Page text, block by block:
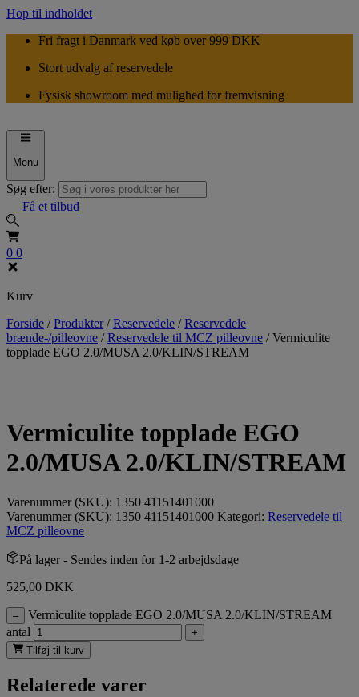
Hop til indholdet
Fri fragt i Danmark ved køb over 999 DKK
Stort udvalg af reservedele
Fysisk showroom med mulighed for fremvisning
Menu
Søg efter:
Få et tilbud
0 0
Kurv
Forside /Produkter /Reservedele /Reservedele
brænde-/pilleovne /Reservedele til MCZ pilleovne /Vermiculite
topplade EGO 2.0/MUSA 2.0/KLIN/STREAM
Vermiculite topplade EGO
2.0/MUSA 2.0/KLIN/STREAM
Varenummer (SKU): 1350 41151401000
Varenummer (SKU): 1350 41151401000 Kategori: Reservedele til
MCZ pilleovne
På lager - Sendes inden for 1-2 arbejdsdage
525,00 DKK
–
Vermiculite topplade EGO 2.0/MUSA 2.0/KLIN/STREAM
antal
+
Tilføj til kurv
Relaterede varer